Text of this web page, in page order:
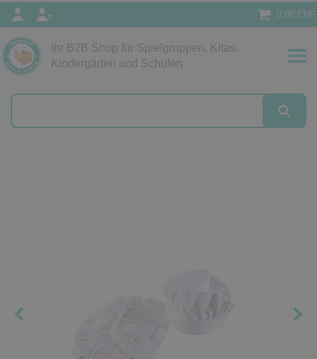
0.00 CHF
Ihr B2B Shop für Spielgruppen, Kitas,
Kindergärten und Schulen
Papeterie